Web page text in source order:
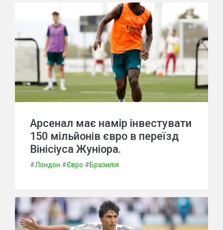
Арсенал має намір інвестувати
150 мільйонів євро в переїзд
Вінісіуса Жуніора.
#Лондон #Євро #Бразилія